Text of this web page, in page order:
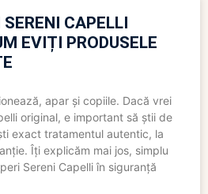
CAPELLI
EVIȚI PRODUSELE
apar și copiile. Dacă vrei
original, e important să știi de
exact tratamentul autentic, la
Îți explicăm mai jos, simplu
Sereni Capelli în siguranță